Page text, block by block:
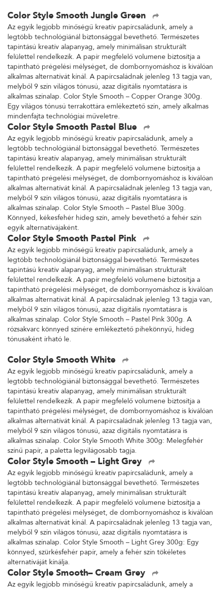
Color Style Smooth Jungle Green
Az egyik legjobb minőségű kreatív papírcsaládunk, amely a
legtöbb technológiánál biztonsággal bevethető. Természetes
tapintású kreatív alapanyag, amely minimálisan strukturált
felülettel rendelkezik. A papír megfelelő volumene biztosítja a
tapintható prégelési mélységet, de dombornyomáshoz is kiválóan
alkalmas alternatívát kínál. A papírcsaládnak jelenleg 13 tagja van,
melyből 9 szín világos tónusú, azaz digitális nyomtatásra is
alkalmas színalap. Color Style Smooth – Copper Orange 300g.
Egy világos tónusú terrakottára emlékeztető szín, amely alkalmas
mindenfajta technológiai műveletre.
Color Style Smooth Pastel Blue
Az egyik legjobb minőségű kreatív papírcsaládunk, amely a
legtöbb technológiánál biztonsággal bevethető. Természetes
tapintású kreatív alapanyag, amely minimálisan strukturált
felülettel rendelkezik. A papír megfelelő volumene biztosítja a
tapintható prégelési mélységet, de dombornyomáshoz is kiválóan
alkalmas alternatívát kínál. A papírcsaládnak jelenleg 13 tagja van,
melyből 9 szín világos tónusú, azaz digitális nyomtatásra is
alkalmas színalap. Color Style Smooth – Pastel Blue 300g.
Könnyed, kékesfehér hideg szín, amely bevethető a fehér szín
egyik alternatívájaként.
Color Style Smooth Pastel Pink
Az egyik legjobb minőségű kreatív papírcsaládunk, amely a
legtöbb technológiánál biztonsággal bevethető. Természetes
tapintású kreatív alapanyag, amely minimálisan strukturált
felülettel rendelkezik. A papír megfelelő volumene biztosítja a
tapintható prégelési mélységet, de dombornyomáshoz is kiválóan
alkalmas alternatívát kínál. A papírcsaládnak jelenleg 13 tagja van,
melyből 9 szín világos tónusú, azaz digitális nyomtatásra is
alkalmas színalap. Color Style Smooth – Pastel Pink 300g. A
rózsakvarc könnyed színére emlékeztető pihekönnyű, hideg
tónusaként írható le.
Color Style Smooth White
Az egyik legjobb minőségű kreatív papírcsaládunk, amely a
legtöbb technológiánál biztonsággal bevethető. Természetes
tapintású kreatív alapanyag, amely minimálisan strukturált
felülettel rendelkezik. A papír megfelelő volumene biztosítja a
tapintható prégelési mélységet, de dombornyomáshoz is kiválóan
alkalmas alternatívát kínál. A papírcsaládnak jelenleg 13 tagja van,
melyből 9 szín világos tónusú, azaz digitális nyomtatásra is
alkalmas színalap. Color Style Smooth White 300g: Melegfehér
színű papír, a paletta legvilágosabb tagja.
Color Style Smooth – Light Grey
Az egyik legjobb minőségű kreatív papírcsaládunk, amely a
legtöbb technológiánál biztonsággal bevethető. Természetes
tapintású kreatív alapanyag, amely minimálisan strukturált
felülettel rendelkezik. A papír megfelelő volumene biztosítja a
tapintható prégelési mélységet, de dombornyomáshoz is kiválóan
alkalmas alternatívát kínál. A papírcsaládnak jelenleg 13 tagja van,
melyből 9 szín világos tónusú, azaz digitális nyomtatásra is
alkalmas színalap. Color Style Smooth – Light Grey 300g: Egy
könnyed, szürkésfehér papír, amely a fehér szín tökéletes
alternatíváját kínálja.
Color Style Smooth– Cream Grey
Az egyik legjobb minőségű kreatív papírcsaládunk, amely a